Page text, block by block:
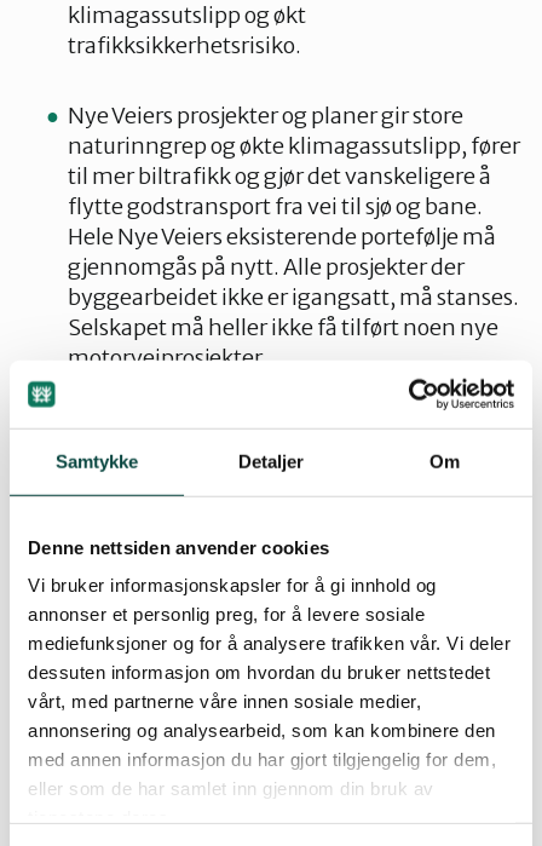
Samtykke Detaljer Om
Denne nettsiden anvender cookies
Vi bruker informasjonskapsler for å gi innhold og
annonser et personlig preg, for å levere sosiale
mediefunksjoner og for å analysere trafikken vår. Vi deler
dessuten informasjon om hvordan du bruker nettstedet
vårt, med partnerne våre innen sosiale medier,
annonsering og analysearbeid, som kan kombinere den
med annen informasjon du har gjort tilgjengelig for dem,
eller som de har samlet inn gjennom din bruk av
klimagassutslipp og økt
trafikksikkerhetsrisiko.
Nye Veiers prosjekter og planer gir store
naturinngrep og økte klimagassutslipp, fører
til mer biltrafikk og gjør det vanskeligere å
flytte godstransport fra vei til sjø og bane.
Hele Nye Veiers eksisterende portefølje må
gjennomgås på nytt. Alle prosjekter der
byggearbeidet ikke er igangsatt, må stanses.
Selskapet må heller ikke få tilført noen nye
motorveiprosjekter.
Drift og vedlikehold av veinettet samt
rassikring, andre trafikksikkerhetstiltak,
bygging av gangveier og sykkelveier og
prioritet på Statens vegvesens budsjett.
Vi trenger et alternativ til ferjefri E39 som
innebærer at dagens veier rustes opp og
ferjetilbudet forbedres. Elektriske ferjer må
tas i bruk for å kutte utslipp.
Byvekstavtalene må videreføres og